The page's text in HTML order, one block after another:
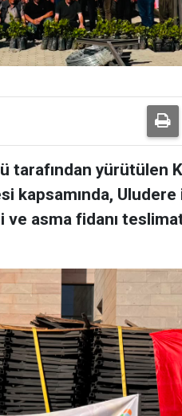
tarafından yürütülen
kapsamında,
asma fidanı